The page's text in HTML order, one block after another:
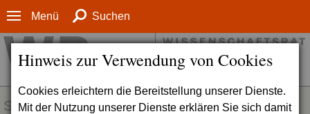
Hinweis zur Verwendung von Cookies
Cookies erleichtern die Bereitstellung unserer Dienste.
Mit der Nutzung unserer Dienste erklären Sie sich damit
Menü Suchen
SERVICE